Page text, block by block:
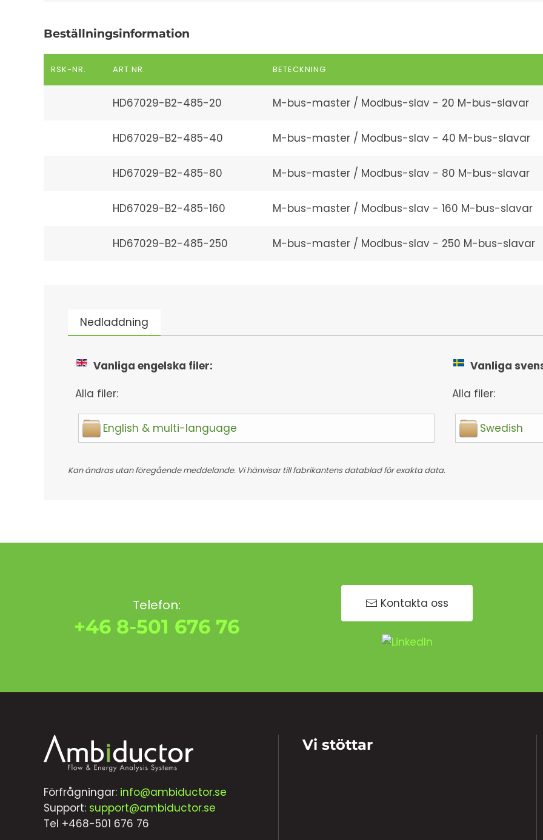
Beställningsinformation
RSK-NR. ART.NR. BETECKNING
HD67029-B2-485-20 M-bus-master / Modbus-slav - 20 M-bus-slavar
HD67029-B2-485-40 M-bus-master / Modbus-slav - 40 M-bus-slavar
HD67029-B2-485-80 M-bus-master / Modbus-slav - 80 M-bus-slavar
HD67029-B2-485-160 M-bus-master / Modbus-slav - 160 M-bus-slavar
HD67029-B2-485-250 M-bus-master / Modbus-slav - 250 M-bus-slavar
Nedladdning
Vanliga engelska filer:
Alla filer:
English & multi-language
Vanliga
Alla filer:
Swedish
Kan ändras utan föregående meddelande. Vi hänvisar till fabrikantens datablad för exakta data.
Telefon:
+46 8-501 676 76
Kontakta oss
Förfrågningar: info@ambiductor.se
Support: support@ambiductor.se
Tel +468-501 676 76
Vi stöttar